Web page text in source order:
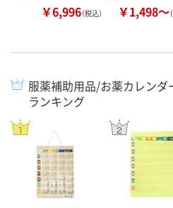
￥6,996（税込） ￥1,498～
服薬補助用品/お薬カレン
ランキング